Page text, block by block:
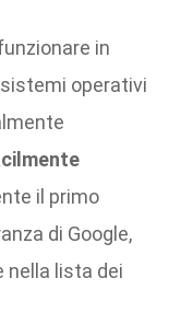
in
operativi
il primo
di Google,
nella lista dei